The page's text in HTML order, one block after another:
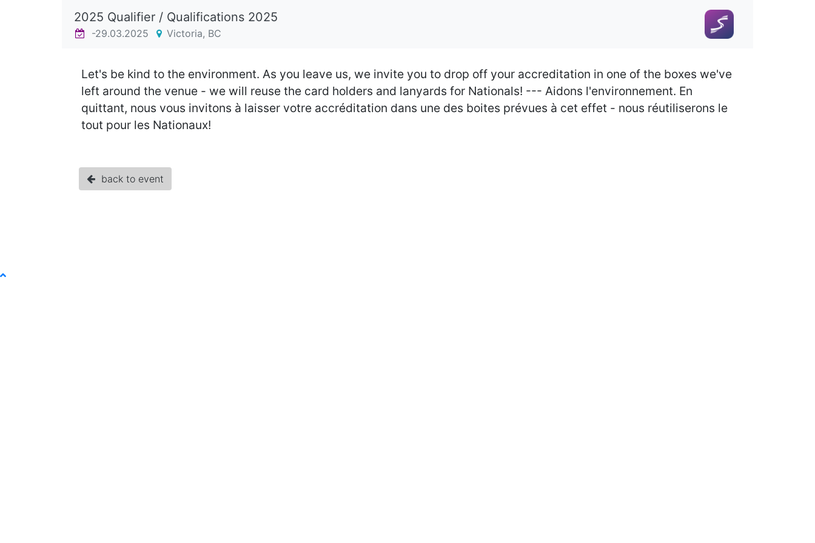
2025 Qualifier / Qualifications 2025
-29.03.2025 Victoria, BC
Let's be kind to the environment. As you leave us, we invite you to drop off your accreditation in one of the boxes we've
left around the venue - we will reuse the card holders and lanyards for Nationals! --- Aidons l'environnement. En
quittant, nous vous invitons à laisser votre accréditation dans une des boites prévues à cet effet - nous réutiliserons le
tout pour les Nationaux!
back to event